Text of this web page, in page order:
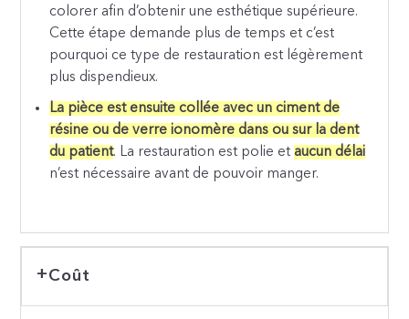
colorer afin d’obtenir une esthétique supérieure.
Cette étape demande plus de temps et c’est
pourquoi ce type de restauration est légèrement
plus dispendieux.
La pièce est ensuite collée avec un ciment de
résine ou de verre ionomère dans ou sur la dent
du patient. La restauration est polie et aucun délai
n’est nécessaire avant de pouvoir manger.
Coût